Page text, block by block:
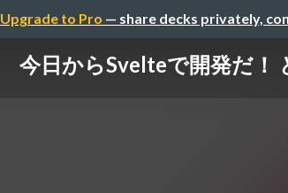
Upgrade to Pro — share decks privately,
今日からSvelteで開発だ！​